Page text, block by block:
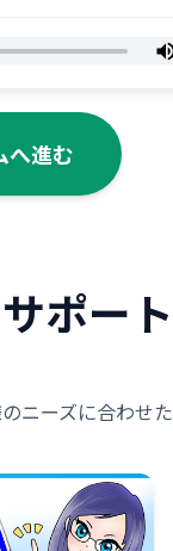
へ進む
ポート
ーズに合わせ